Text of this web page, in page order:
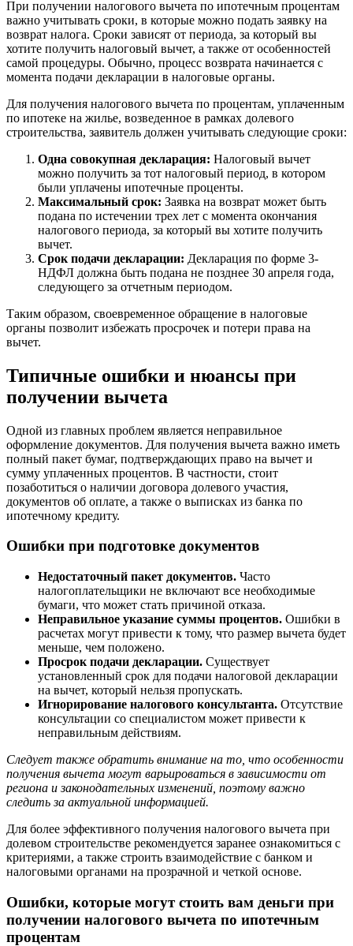
При получении налогового вычета по ипотечным процентам
важно учитывать сроки, в которые можно подать заявку на
возврат налога. Сроки зависят от периода, за который вы
хотите получить налоговый вычет, а также от особенностей
самой процедуры. Обычно, процесс возврата начинается с
момента подачи декларации в налоговые органы.
Для получения налогового вычета по процентам, уплаченным
по ипотеке на жилье, возведенное в рамках долевого
строительства, заявитель должен учитывать следующие сроки:
Одна совокупная декларация: Налоговый вычет
можно получить за тот налоговый период, в котором
были уплачены ипотечные проценты.
Максимальный срок: Заявка на возврат может быть
подана по истечении трех лет с момента окончания
налогового периода, за который вы хотите получить
вычет.
Срок подачи декларации: Декларация по форме 3-
НДФЛ должна быть подана не позднее 30 апреля года,
следующего за отчетным периодом.
Таким образом, своевременное обращение в налоговые
органы позволит избежать просрочек и потери права на
вычет.
Типичные ошибки и нюансы при
получении вычета
Одной из главных проблем является неправильное
оформление документов. Для получения вычета важно иметь
полный пакет бумаг, подтверждающих право на вычет и
сумму уплаченных процентов. В частности, стоит
позаботиться о наличии договора долевого участия,
документов об оплате, а также о выписках из банка по
ипотечному кредиту.
Ошибки при подготовке документов
Недостаточный пакет документов. Часто
налогоплательщики не включают все необходимые
бумаги, что может стать причиной отказа.
Неправильное указание суммы процентов. Ошибки в
расчетах могут привести к тому, что размер вычета будет
меньше, чем положено.
Просрок подачи декларации. Существует
установленный срок для подачи налоговой декларации
на вычет, который нельзя пропускать.
Игнорирование налогового консультанта. Отсутствие
консультации со специалистом может привести к
неправильным действиям.
Следует также обратить внимание на то, что особенности
получения вычета могут варьироваться в зависимости от
региона и законодательных изменений, поэтому важно
следить за актуальной информацией.
Для более эффективного получения налогового вычета при
долевом строительстве рекомендуется заранее ознакомиться с
критериями, а также строить взаимодействие с банком и
налоговыми органами на прозрачной и четкой основе.
Ошибки, которые могут стоить вам деньги при
получении налогового вычета по ипотечным
процентам